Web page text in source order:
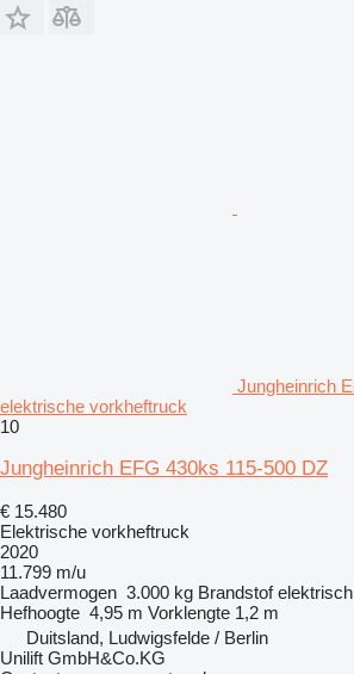
Jungheinrich
elektrische vorkheftruck
10
Jungheinrich EFG 430ks 115-500 DZ
€ 15.480
Elektrische vorkheftruck
2020
11.799 m/u
Laadvermogen 3.000 kg Brandstof elektrisch
Hefhoogte 4,95 m Vorklengte 1,2 m
Duitsland, Ludwigsfelde / Berlin
Unilift GmbH&Co.KG